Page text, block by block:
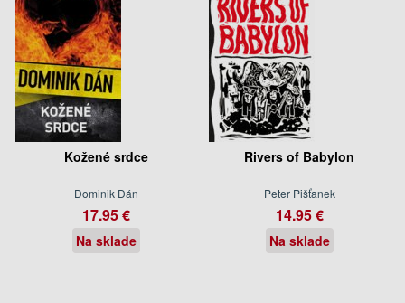
Kožené srdce
Dominik Dán
17.95 €
Na sklade
Rivers of Babylon
Peter Pišťanek
14.95 €
Na sklade